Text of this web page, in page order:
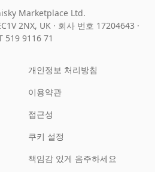
Marketplace Ltd.
2NX, UK · 회사 번호 17204643 ·
519 9116 71
개인정보 처리방침
이용약관
접근성
쿠키 설정
책임감 있게 음주하세요